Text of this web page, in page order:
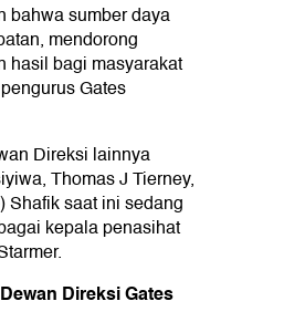
bahwa sumber daya
mendorong
hasil bagi masyarakat
Gates
Direksi lainnya
Thomas J Tierney,
Shafik saat ini sedang
kepala penasihat
Direksi Gates